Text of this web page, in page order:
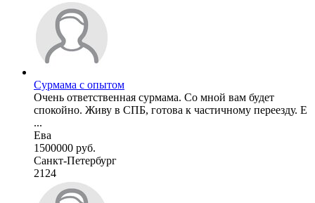
Сурмама с опытом
Очень ответственная сурмама. Со мной вам будет
спокойно. Живу в СПБ, готова к частичному переезду. Е
...
Ева
1500000 руб.
Санкт-Петербург
2124